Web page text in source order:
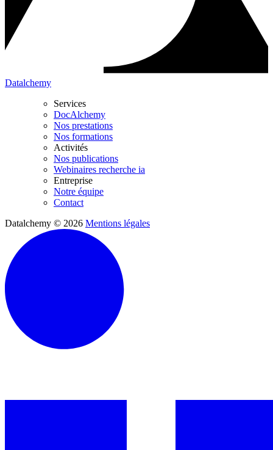
Datalchemy
Services
DocAlchemy
Nos prestations
Nos formations
Activités
Nos publications
Webinaires recherche ia
Entreprise
Notre équipe
Contact
Datalchemy © 2026 Mentions légales